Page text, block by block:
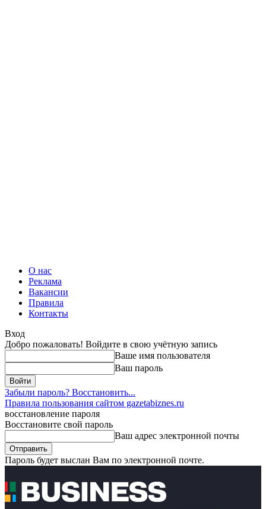
О нас
Реклама
Вакансии
Правила
Контакты
Вход
Добро пожаловать! Войдите в свою учётную запись
Ваше имя пользователя
Ваш пароль
Забыли пароль? Восстановить...
Правила пользования сайтом gazetabiznes.ru
восстановление пароля
Восстановите свой пароль
Ваш адрес электронной почты
Пароль будет выслан Вам по электронной почте.